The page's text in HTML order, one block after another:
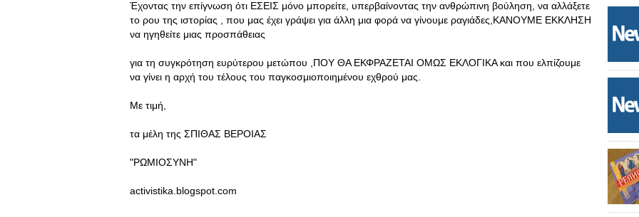
Έχοντας την επίγνωση ότι ΕΣΕΙΣ μόνο μπορείτε, υπερβαίνοντας την ανθρώπινη βούληση, να αλλάξετε
το ρου της ιστορίας , που μας έχει γράψει για άλλη μια φορά να γίνουμε ραγιάδες,ΚΑΝΟΥΜΕ ΕΚΚΛΗΣΗ
να ηγηθείτε μιας προσπάθειας
για τη συγκρότηση ευρύτερου μετώπου ,ΠΟΥ ΘΑ ΕΚΦΡΑΖΕΤΑΙ ΟΜΩΣ ΕΚΛΟΓΙΚΑ και που ελπίζουμε
να γίνει η αρχή του τέλους του παγκοσμιοποιημένου εχθρού μας.
Με τιμή,
τα μέλη της ΣΠΙΘΑΣ ΒΕΡΟΙΑΣ
"ΡΩΜΙΟΣΥΝΗ"
activistika.blogspot.com